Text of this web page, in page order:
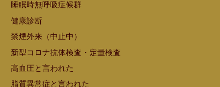
睡眠時無呼吸症候群
健康診断
禁煙外来（中止中）
新型コロナ抗体検査・定量検査
高血圧と言われた
脂質異常症と言われた